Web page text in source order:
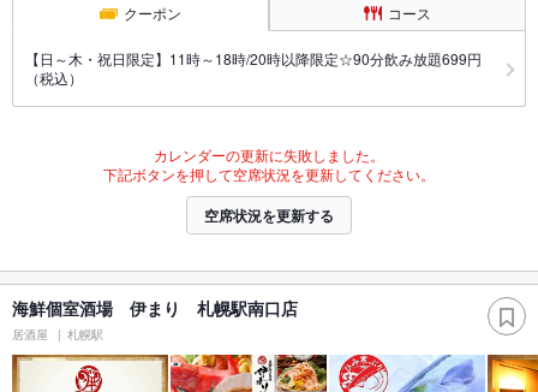
クーポン コース
【日～木・祝日限定】11時～18時/20時以降限定☆90分飲み放題699円
（税込）
カレンダーの更新に失敗しました。
下記ボタンを押して空席状況を更新してください。
空席状況を更新する
海鮮個室酒場 伊まり 札幌駅南口店
居酒屋 札幌駅